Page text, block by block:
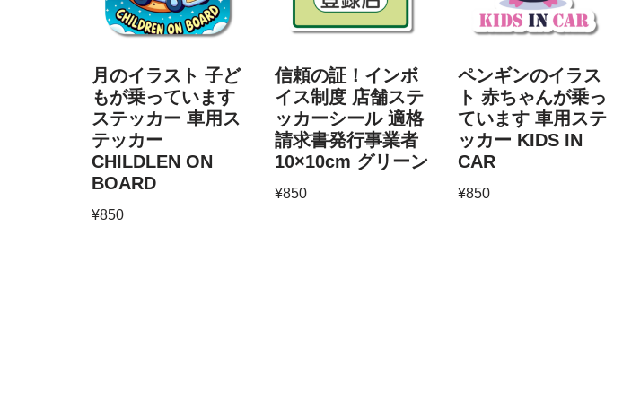
月のイラスト 子ど
もが乗っています
ステッカー 車用ス
テッカー
CHILDLEN ON
BOARD
¥850
信頼の証！インボ
イス制度 店舗ステ
ッカーシール 適格
請求書発行事業者
10×10cm グリーン
¥850
ペンギンのイラス
ト 赤ちゃんが乗っ
ています 車用ステ
ッカー KIDS IN
CAR
¥850